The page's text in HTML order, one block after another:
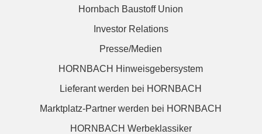
Hornbach Baustoff Union
Investor Relations
Presse/Medien
HORNBACH Hinweisgebersystem
Lieferant werden bei HORNBACH
Marktplatz-Partner werden bei HORNBACH
HORNBACH Werbeklassiker